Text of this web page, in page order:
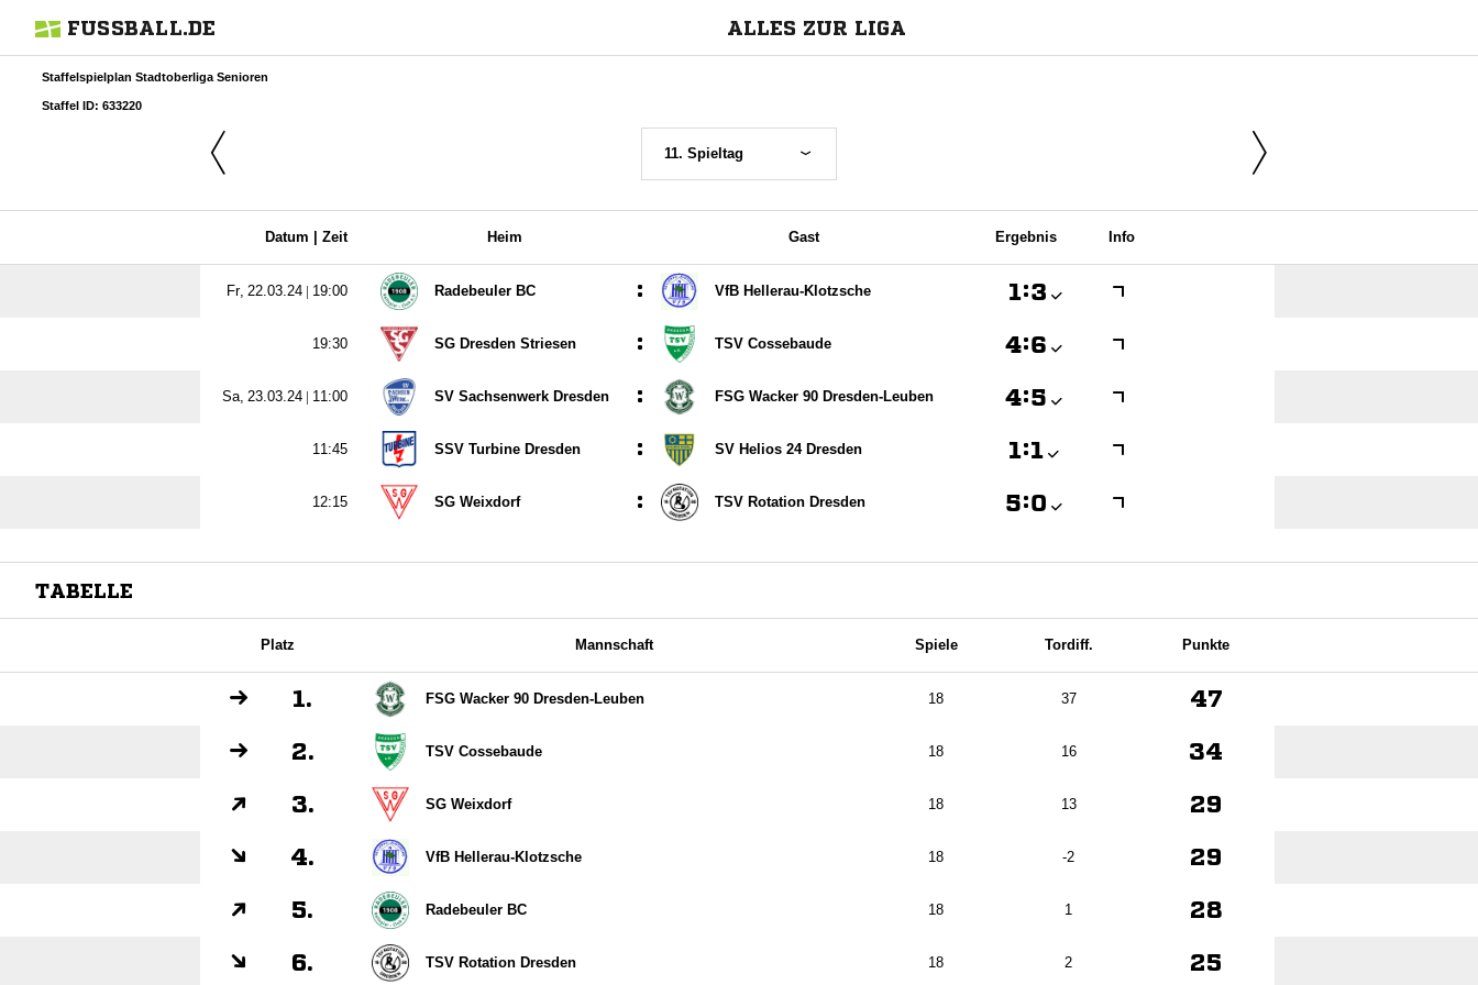
FUSSBALL.DE ALLES ZUR LIGA
Staffelspielplan Stadtoberliga Senioren
Staffel ID: 633220
11. Spieltag
Datum | Zeit Heim Gast Ergebnis Info
  |  Radebeuler BC : VfB Hellerau-Klotzsche :
 SG Dresden Striesen : TSV Cossebaude :
  |  SV Sachsenwerk Dresden : FSG Wacker 90 Dresden-Leuben :
 SSV Turbine Dresden : SV Helios 24 Dresden :
 SG Weixdorf : TSV Rotation Dresden :
TABELLE
Platz Mannschaft Spiele Tordiff. Punkte
1. FSG Wacker 90 Dresden-Leuben 18 37 47
2. TSV Cossebaude 18 16 34
3. SG Weixdorf 18 13 29
4. VfB Hellerau-Klotzsche 18 -2 29
5. Radebeuler BC 18 1 28
6. TSV Rotation Dresden 18 2 25